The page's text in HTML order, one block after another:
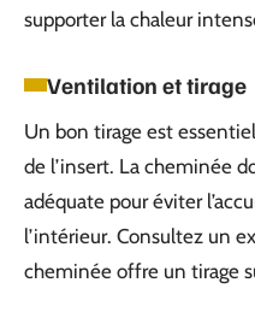
supporter la chaleur
Ventilation et tirage
Un bon tirage est
de l’insert. La cheminée
adéquate pour éviter
l’intérieur. Consultez un
cheminée offre un tirage